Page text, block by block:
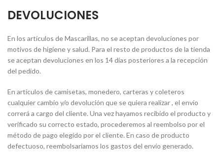
DEVOLUCIONES
En los artículos de Mascarillas, no se aceptan devoluciones por
motivos de higiene y salud. Para el resto de productos de la tienda
se aceptan devoluciones en los 14 días posteriores a la recepción
del pedido.
En artículos de camisetas, monedero, carteras y coleteros
cualquier cambio y/o devolución que se quiera realizar , el envío
correrá a cargo del cliente. Una vez hayamos recibido el producto y
verificado su correcto estado, procederemos al reembolso por el
método de pago elegido por el cliente. En caso de producto
defectuoso, reembolsaríamos los gastos del envío generado.